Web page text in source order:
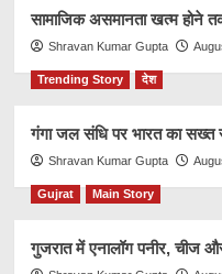
सामाजिक असमानता खत्म होने
Shravan Kumar Gupta
Trending Story देश
गंगा जल संधि पर भारत का सख्त
Shravan Kumar Gupta
Gujrat Main Story
गुजरात में एनालॉग पनीर, चीज